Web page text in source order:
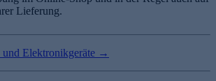
Lieferung.
und Elektronikgeräte →